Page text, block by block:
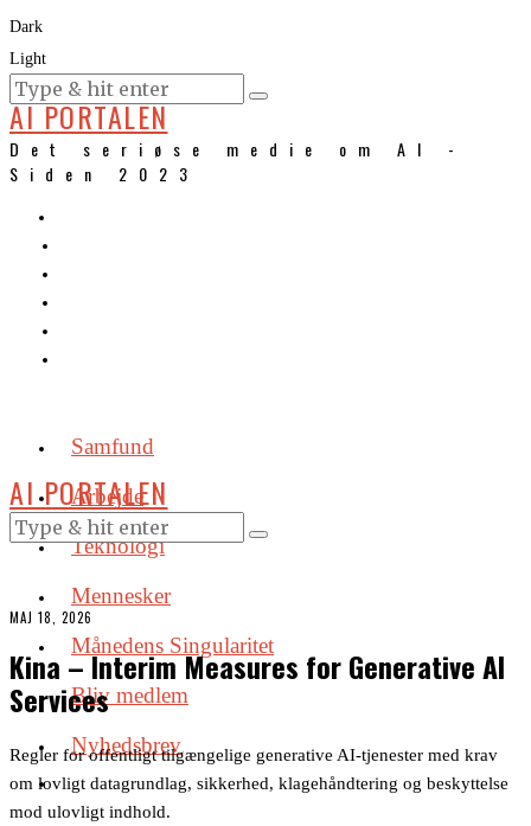
Dark
Light
KURSER
AI PORTALEN
Det seriøse medie om AI -
Siden 2023
Samfund
Arbejde
Teknologi
Mennesker
Månedens Singularitet
Bliv medlem
Nyhedsbrev
AI PORTALEN
MAJ 18, 2026
Kina – Interim Measures for Generative AI
Services
Regler for offentligt tilgængelige generative AI-tjenester med krav
om lovligt datagrundlag, sikkerhed, klagehåndtering og beskyttelse
mod ulovligt indhold.